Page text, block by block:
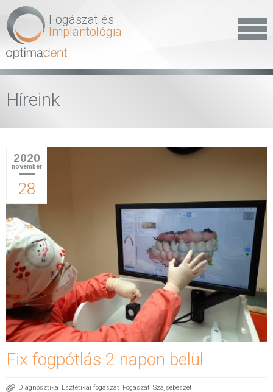
Fogászat és
Implantológia
Híreink
2020
november
28
Fix fogpótlás 2 napon belül
Diagnosztika Esztétikai fogászat Fogászat Szájsebészet